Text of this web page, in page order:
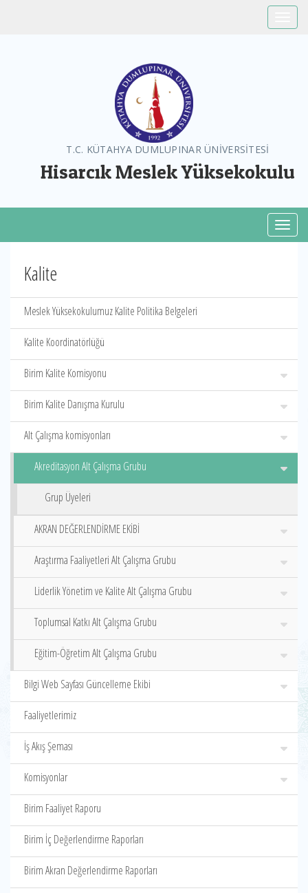
T.C. KÜTAHYA DUMLUPINAR ÜNİVERSİTESİ
Hisarcık Meslek Yüksekokulu
Kalite
Meslek Yüksekokulumuz Kalite Politika Belgeleri
Kalite Koordinatörlüğü
Birim Kalite Komisyonu
Birim Kalite Danışma Kurulu
Alt Çalışma komisyonları
Akreditasyon Alt Çalışma Grubu
Grup Üyeleri
AKRAN DEĞERLENDİRME EKİBİ
Araştırma Faaliyetleri Alt Çalışma Grubu
Liderlik Yönetim ve Kalite Alt Çalışma Grubu
Toplumsal Katkı Alt Çalışma Grubu
Eğitim-Öğretim Alt Çalışma Grubu
Bilgi Web Sayfası Güncelleme Ekibi
Faaliyetlerimiz
İş Akış Şeması
Komisyonlar
Birim Faaliyet Raporu
Birim İç Değerlendirme Raporları
Birim Akran Değerlendirme Raporları